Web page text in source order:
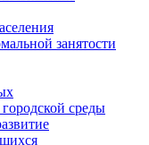
занятости
среды